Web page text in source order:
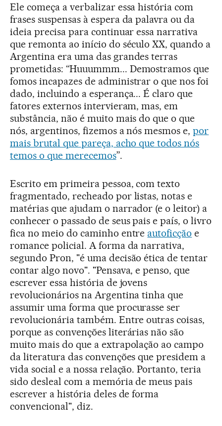
Ele começa a verbalizar essa história com
frases suspensas à espera da palavra ou da
ideia precisa para continuar essa narrativa
que remonta ao início do século XX, quando a
Argentina era uma das grandes terras
prometidas: “Huuummm... Demostramos que
fomos incapazes de administrar o que nos foi
dado, incluindo a esperança... É claro que
fatores externos intervieram, mas, em
substância, não é muito mais do que o que
nós, argentinos, fizemos a nós mesmos e,por
mais brutal que pareça, acho que todos nós
temos o que merecemos”.
Escrito em primeira pessoa, com texto
fragmentado, recheado por listas, notas e
matérias que ajudam o narrador (e o leitor) a
conhecer o passado de seus pais e país, o livro
fica no meio do caminho entre autoficção e
romance policial. A forma da narrativa,
segundo Pron, "é uma decisão ética de tentar
contar algo novo". "Pensava, e penso, que
escrever essa história de jovens
revolucionários na Argentina tinha que
assumir uma forma que procurasse ser
revolucionária também. Entre outras coisas,
porque as convenções literárias não são
muito mais do que a extrapolação ao campo
da literatura das convenções que presidem a
vida social e a nossa relação. Portanto, teria
sido desleal com a memória de meus pais
escrever a história deles de forma
convencional", diz.